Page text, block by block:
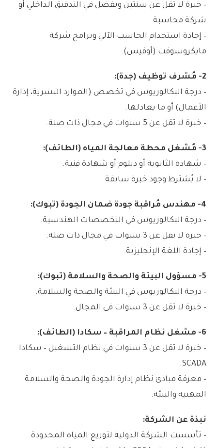
– خبرة لا تقل عن سنتين ويفضّل في التدقيق الداخلي أو
شركة محاسبة.
– إجادة استخدام الحاسب الآلي وبرامج شركة
مايكروسوفت (أوفيس).
2- مُشرف توظيف (جدة):
– درجة البكالوريوس في تخصص (الموارد البشرية، إدارة
الأعمال) أو ما يعادلها.
– خبرة لا تقل عن 5 سنوات في مجال ذات صلة.
3- مُشغل محطة معالجة المياه (الطائف):
– شهادة الثانوية أو دبلوم أو شهادة فنية.
– لا يُشترط وجود خبرة سابقة.
4- مهندس مُراقبة جودة ضمان الجودة (تبوك):
– درجة البكالوريوس في التخصصات الهندسية.
– خبرة لا تقل عن 3 سنوات في مجال ذات صلة.
– إجادة اللغة الإنجليزية.
5- مسؤول البيئة والصحة والسلامة (تبوك):
– درجة البكالوريوس في البيئة والصحة والسلامة.
– خبرة لا تقل عن 3 سنوات في المجال.
6- مشغل نظام المراقبة – سكادا (الطائف):
– خبرة لا تقل عن 3 سنوات في نظام التشغيل – سكادا
SCADA.
– معرفة مبادئ نظام إدارة الجودة والصحة والسلامة
المهنية والبيئة.
نبذة عن الشركة:
– تأسست الشركة الدولية لتوزيع المياه المحدودة